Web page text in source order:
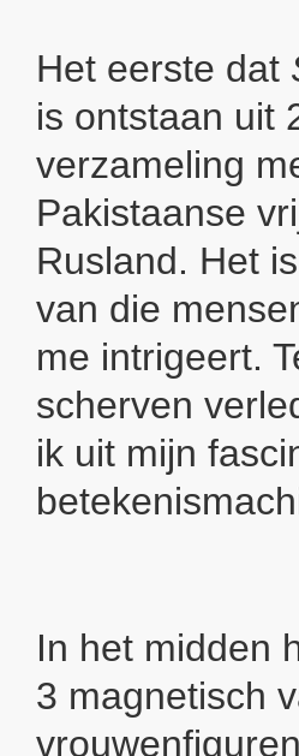
Het eerste dat
is ontstaan uit
verzameling
Pakistaanse
Rusland. Het
van die
me intrigeert.
scherven
ik uit mijn
In het midden
3 magnetisch